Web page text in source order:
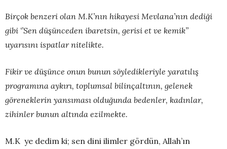
Birçok benzeri olan M.K’nın hikayesi Mevlana’nın dediği
gibi ‘’Sen düşünceden ibaretsin, gerisi et ve kemik’’
uyarısını ispatlar nitelikte.
Fikir ve düşünce onun bunun söyledikleriyle yaratılış
programına aykırı, toplumsal bilinçaltının, gelenek
göreneklerin yansıması olduğunda bedenler, kadınlar,
zihinler bunun altında ezilmekte.
M.K ye dedim ki; sen dini ilimler gördün, Allah’ın